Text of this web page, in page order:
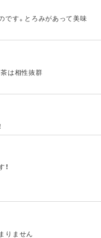
です。とろみがあって美味
は相性抜群
！
りません